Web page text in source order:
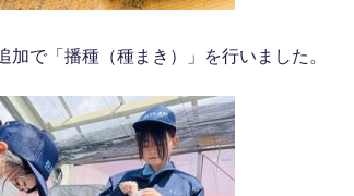
加で「播種（種まき）」を行いました。